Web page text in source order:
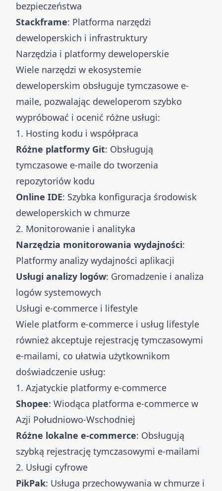
bezpieczeństwa
Stackframe: Platforma narzędzi
deweloperskich i infrastruktury
Narzędzia i platformy deweloperskie
Wiele narzędzi w ekosystemie
deweloperskim obsługuje tymczasowe e-
maile, pozwalając deweloperom szybko
wypróbować i ocenić różne usługi:
1. Hosting kodu i współpraca
Różne platformy Git: Obsługują
tymczasowe e-maile do tworzenia
repozytoriów kodu
Online IDE: Szybka konfiguracja środowisk
deweloperskich w chmurze
2. Monitorowanie i analityka
Narzędzia monitorowania wydajności:
Platformy analizy wydajności aplikacji
Usługi analizy logów: Gromadzenie i analiza
logów systemowych
Usługi e-commerce i lifestyle
Wiele platform e-commerce i usług lifestyle
również akceptuje rejestrację tymczasowymi
e-mailami, co ułatwia użytkownikom
doświadczenie usług:
1. Azjatyckie platformy e-commerce
Shopee: Wiodąca platforma e-commerce w
Azji Południowo-Wschodniej
Różne lokalne e-commerce: Obsługują
szybką rejestrację tymczasowymi e-mailami
2. Usługi cyfrowe
PikPak: Usługa przechowywania w chmurze i